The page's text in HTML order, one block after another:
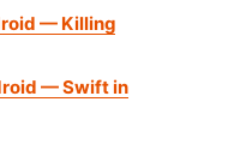
— Killing
— Swift in